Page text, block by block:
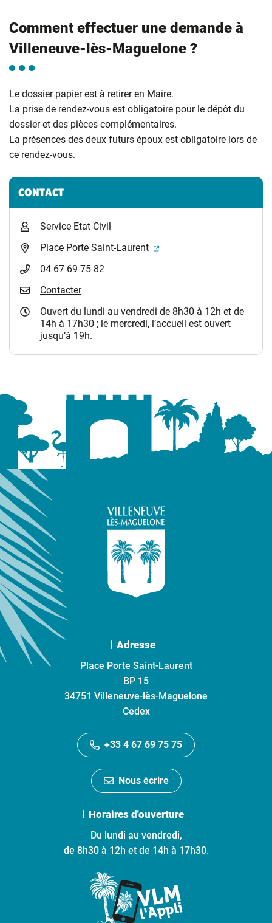
Comment effectuer une demande à
Villeneuve-lès-Maguelone ?
Le dossier papier est à retirer en Maire.
La prise de rendez-vous est obligatoire pour le dépôt du
dossier et des pièces complémentaires.
La présences des deux futurs époux est obligatoire lors de
ce rendez-vous.
Informations complémentaires
CONTACT
Service Etat Civil
Place Porte Saint-Laurent
(ouverture dans un
04 67 69 75 82
Contacter
Ouvert du lundi au vendredi de 8h30 à 12h et de
14h à 17h30 ; le mercredi, l’accueil est ouvert
jusqu’à 19h.
Adresse
Place Porte Saint-Laurent
BP 15
34751 Villeneuve-lès-Maguelone
Cedex
+33 4 67 69 75 75
Nous écrire
Horaires d'ouverture
Du lundi au vendredi,
de 8h30 à 12h et de 14h à 17h30.